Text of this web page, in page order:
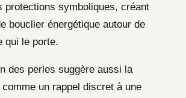
protections symboliques, créant
bouclier énergétique autour de
qui le porte.
des perles suggère aussi la
un rappel discret à une